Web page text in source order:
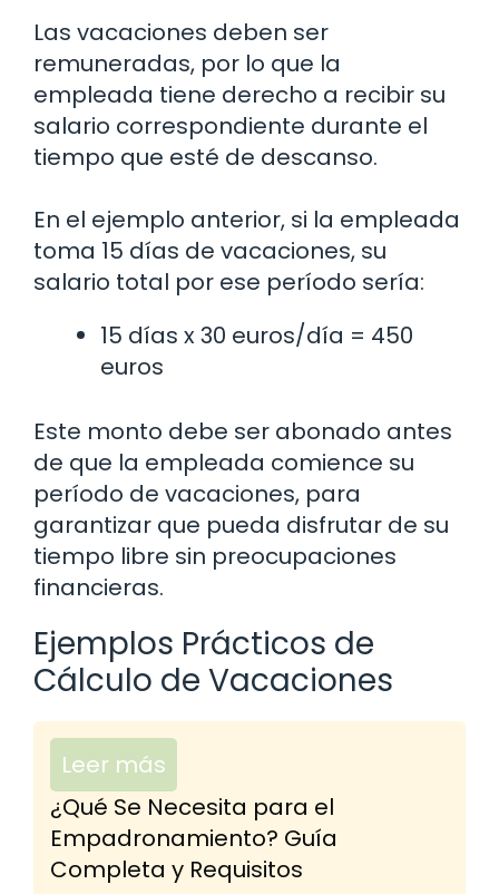
Las vacaciones deben ser
remuneradas, por lo que la
empleada tiene derecho a recibir su
salario correspondiente durante el
tiempo que esté de descanso.
En el ejemplo anterior, si la empleada
toma 15 días de vacaciones, su
salario total por ese período sería:
15 días x 30 euros/día = 450
euros
Este monto debe ser abonado antes
de que la empleada comience su
período de vacaciones, para
garantizar que pueda disfrutar de su
tiempo libre sin preocupaciones
financieras.
Ejemplos Prácticos de
Cálculo de Vacaciones
Leer más
¿Qué Se Necesita para el
Empadronamiento? Guía
Completa y Requisitos